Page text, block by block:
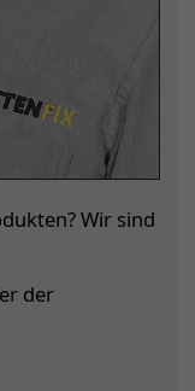
Wir sind
der